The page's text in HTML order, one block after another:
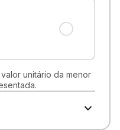
unitário da menor